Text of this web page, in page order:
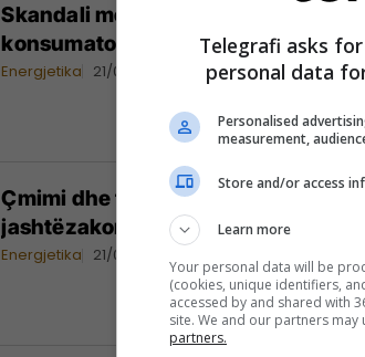
Skandali me njehsorë elektrikë,
konsumator i prekur do të
Energjetika 21/04/2026
​Çmimi dhe faturimi i rrymës,
jashtëzakonshme
Energjetika 21/04/2026
Telegrafi asks
personal data
Personalised
measurement,
Store and/or access
Learn more
Your personal data will be
(cookies, unique identifiers,
accessed by and shared with
site. We and our partners
partners.